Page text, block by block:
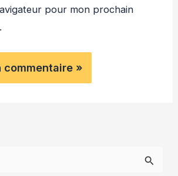
pour mon prochain